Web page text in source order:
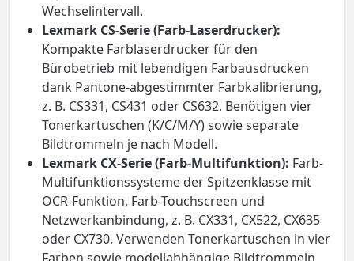
Wechselintervall.
Lexmark CS-Serie (Farb-Laserdrucker):
Kompakte Farblaserdrucker für den
Bürobetrieb mit lebendigen Farbausdrucken
dank Pantone-abgestimmter Farbkalibrierung,
z. B. CS331, CS431 oder CS632. Benötigen vier
Tonerkartuschen (K/C/M/Y) sowie separate
Bildtrommeln je nach Modell.
Lexmark CX-Serie (Farb-Multifunktion): Farb-
Multifunktionssysteme der Spitzenklasse mit
OCR-Funktion, Farb-Touchscreen und
Netzwerkanbindung, z. B. CX331, CX522, CX635
oder CX730. Verwenden Tonerkartuschen in vier